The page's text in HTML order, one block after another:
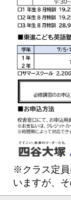
※クラス定員
いますが、